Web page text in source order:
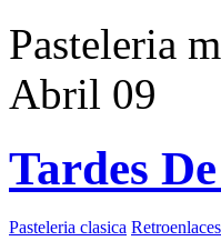
Pasteleria
Abril 09
Tardes
Pasteleria clasica